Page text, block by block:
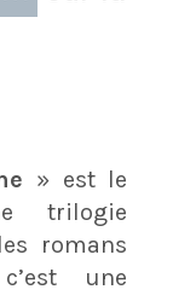
» est le
trilogie
romans
une